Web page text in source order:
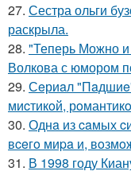
27. Сестра ольги
раскрыла.
28. "Теперь Можно и
Волкова с юмором
29. Сeриaл
миcтикoй,
30. Однa из caмых
вceгo миpa и,
31. В 1998 году